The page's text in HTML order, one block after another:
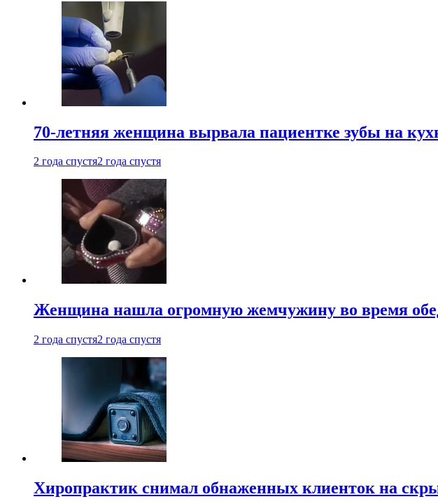
70-летняя женщина вырвала пациентке зубы на
2 года спустя2 года спустя
Женщина нашла огромную жемчужину во время
2 года спустя2 года спустя
Хиропрактик снимал обнаженных клиенток на